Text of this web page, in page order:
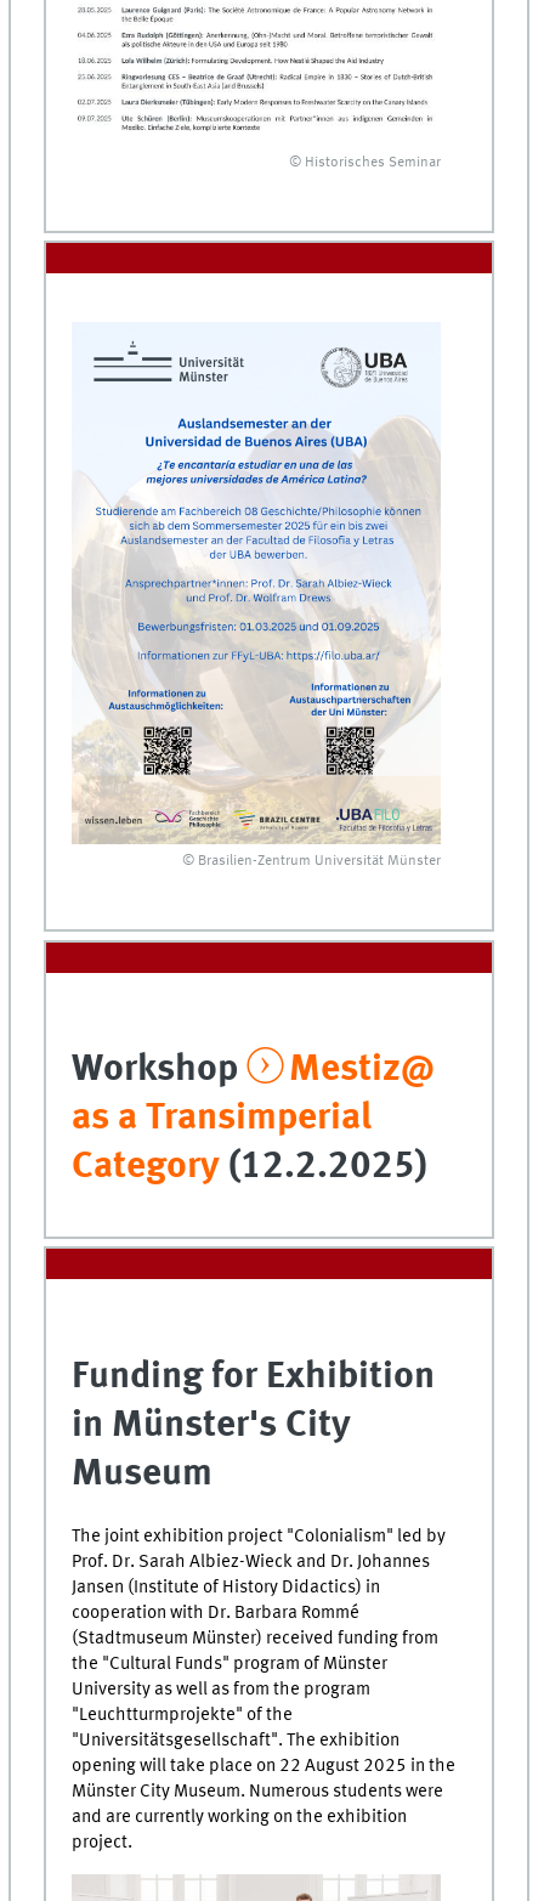
© Historisches Seminar
© Brasilien-Zentrum Universität Münster
Workshop
Mestiz@
as a Transimperial
Category (12.2.2025)
Funding for Exhibition
in Münster's City
Museum
The joint exhibition project "Colonialism" led by
Prof. Dr. Sarah Albiez-Wieck and Dr. Johannes
Jansen (Institute of History Didactics) in
cooperation with Dr. Barbara Rommé
(Stadtmuseum Münster) received funding from
the "Cultural Funds" program of Münster
University as well as from the program
"Leuchtturmprojekte" of the
"Universitätsgesellschaft". The exhibition
opening will take place on 22 August 2025 in the
Münster City Museum. Numerous students were
and are currently working on the exhibition
project.